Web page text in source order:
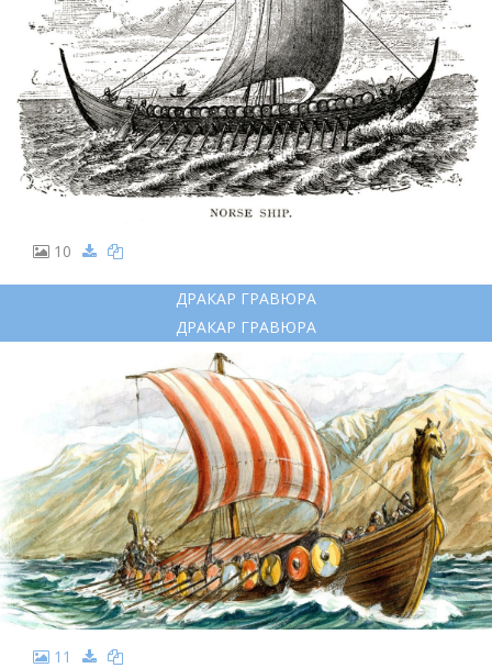
10
ДРАКАР ГРАВЮРА
ДРАКАР ГРАВЮРА
11